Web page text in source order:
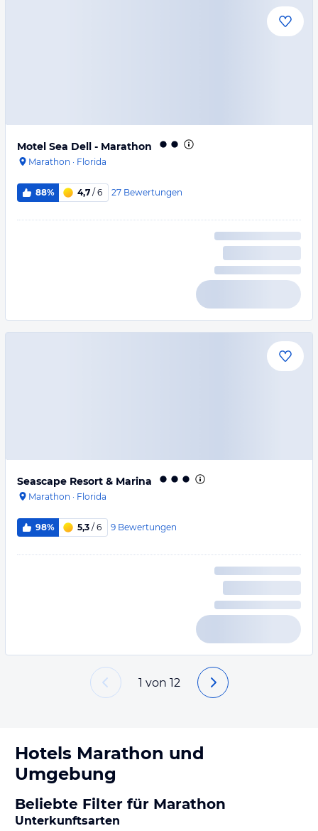
Motel Sea Dell - Marathon
Marathon · Florida
88% 4,7 / 6 27 Bewertungen
Seascape Resort & Marina
Marathon · Florida
98% 5,3 / 6 9 Bewertungen
1 von 12
Hotels Marathon und
Umgebung
Beliebte Filter für Marathon
Unterkunftsarten